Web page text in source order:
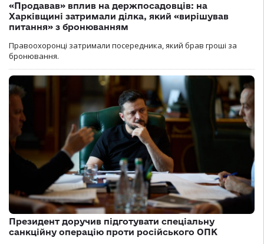
«Продавав» вплив на держпосадовців: на
Харківщині затримали ділка, який «вирішував
питання» з бронюванням
Правоохоронці затримали посередника, який брав гроші за
бронювання.
Президент доручив підготувати спеціальну
санкційну операцію проти російського ОПК